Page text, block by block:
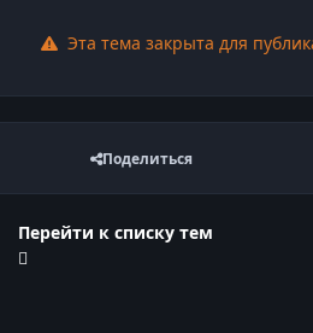
Эта тема закрыта для
Поделиться
Перейти к списку тем